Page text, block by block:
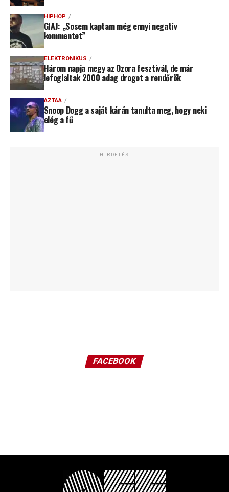
HIPHOP
GIAJ: „Sosem kaptam még ennyi negatív
kommentet”
ELEKTRONIKUS
Három napja megy az Ozora fesztivál, de már
lefoglaltak 2000 adag drogot a rendőrök
AZTAA
Snoop Dogg a saját kárán tanulta meg, hogy neki
elég a fű
HIRDETÉS
FACEBOOK